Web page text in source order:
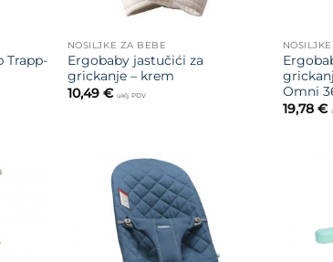
Trapp-
NOSILJKE ZA BEBE
Ergobaby jastučići za
grickanje – krem
10,49 € uklj. PDV
Omni
19,78 €